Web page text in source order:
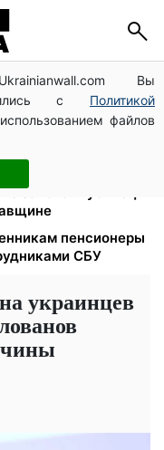
Вы
с Политикой
файлов
обыски в
грн/куб, газ
цены в
закона: Лубинец
пенсионеры
СБУ
украинцев